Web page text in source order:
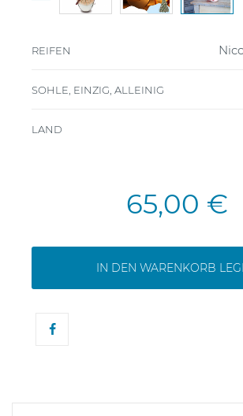
REIFEN
SOHLE, EINZIG, ALLEINIG
LAND
65,00 €
IN DEN WARENKORB